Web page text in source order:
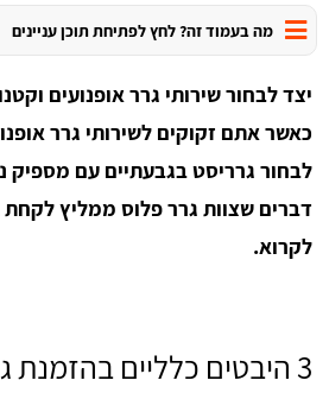
מה בעמוד זה? לחץ לפתיחת תוכן עניינים
יצד לבחור שירותי גרר אופנועים
כאשר אתם זקוקים לשירותי גרר
לבחור גרריסט בגבעתיים עם מספיק
דברים שצוות גרר פלוס ממליץ לקחת
לקרוא.
3 היבטים כלליים בהזמנת